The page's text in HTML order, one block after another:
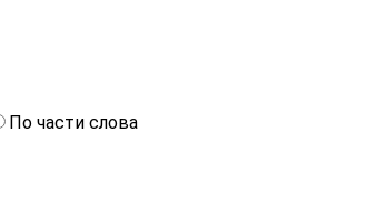
По части слова